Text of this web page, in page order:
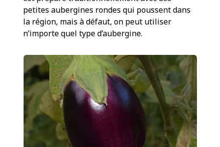
petites aubergines rondes qui poussent dans
la région, mais à défaut, on peut utiliser
n’importe quel type d’aubergine.